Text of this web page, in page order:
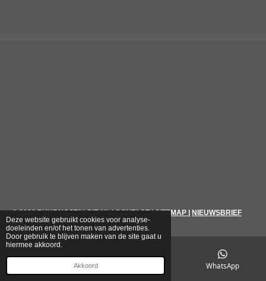
Deze website gebruikt cookies voor analyse-
doeleinden en/of het tonen van advertenties.
Door gebruik te blijven maken van de site gaat u
hiermee akkoord.
Akkoord
© 2026 PUURNOSTALGIE.NL|CONTACT|SITEMAP NIEUWSBRIEF
WhatsApp